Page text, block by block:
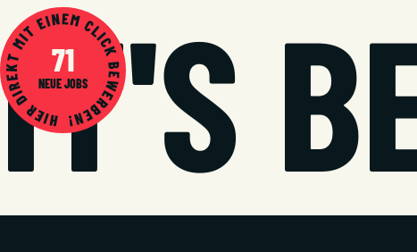
71
NEUE JOBS
IT'S